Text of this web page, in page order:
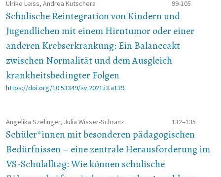
Ulrike Leiss, Andrea Kutschera 99-105
Schulische Reintegration von Kindern und
Jugendlichen mit einem Hirntumor oder einer
anderen Krebserkrankung: Ein Balanceakt
zwischen Normalität und dem Ausgleich
krankheitsbedingter Folgen
https://doi.org/10.53349/sv.2021.i3.a139
Angelika Szelinger, Julia Wisser-Schranz 132–135
Schüler*innen mit besonderen pädagogischen
Bedürfnissen – eine zentrale Herausforderung im
VS-Schulalltag: Wie können schulische